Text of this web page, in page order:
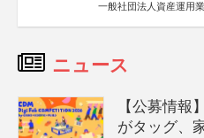
一般社団法人資産運用
ニュース
【公募情報
がタッグ、